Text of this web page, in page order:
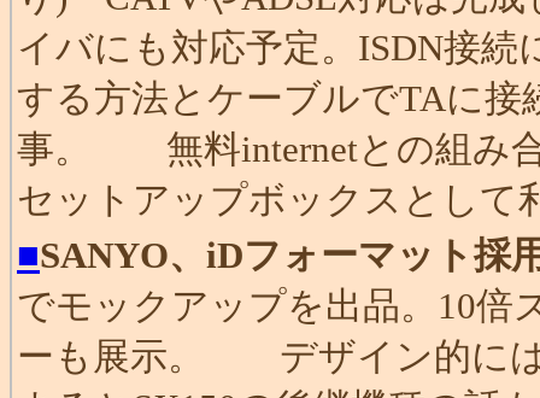
イバにも対応予定。ISDN接
する方法とケーブルでTAに
事。 無料internetとの組み
セットアップボックスとして
■SANYO、iDフォーマット採
でモックアップを出品。10倍
ーも展示。 デザイン的には